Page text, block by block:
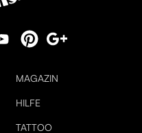
MAGAZIN
HILFE
TATTOO